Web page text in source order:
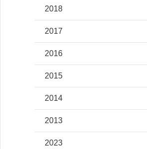
2018
2017
2016
2015
2014
2013
2023